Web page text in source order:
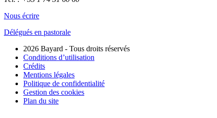
Nous écrire
Délégués en pastorale
2026 Bayard - Tous droits réservés
Conditions d’utilisation
Crédits
Mentions légales
Politique de confidentialité
Gestion des cookies
Plan du site